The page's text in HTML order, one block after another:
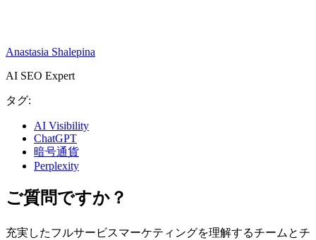
Anastasia Shalepina
AI SEO Expert
タグ:
AI Visibility
ChatGPT
暗号通貨
Perplexity
ご質問ですか？
充実したフルサービスマーケティングを理解するチームとチ